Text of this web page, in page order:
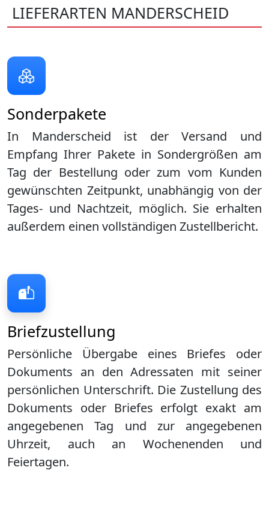
LIEFERARTEN MANDERSCHEID
Briefzustellung
Persönliche Übergabe eines Briefes oder
Dokuments an den Adressaten mit seiner
persönlichen Unterschrift. Die Zustellung des
Dokuments oder Briefes erfolgt exakt am
angegebenen Tag und zur angegebenen
Uhrzeit, auch an Wochenenden und
Feiertagen.
Sonderpakete
In Manderscheid ist der Versand und
Empfang Ihrer Pakete in Sondergrößen am
Tag der Bestellung oder zum vom Kunden
gewünschten Zeitpunkt, unabhängig von der
Tages- und Nachtzeit, möglich. Sie erhalten
außerdem einen vollständigen Zustellbericht.